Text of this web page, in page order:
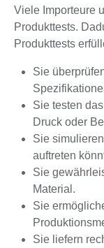
Viele Importeure
Produkttests.
Produkttests
Sie
Sie testen
Druck oder
Sie
auftreten
Sie
Material.
Sie
Sie liefern